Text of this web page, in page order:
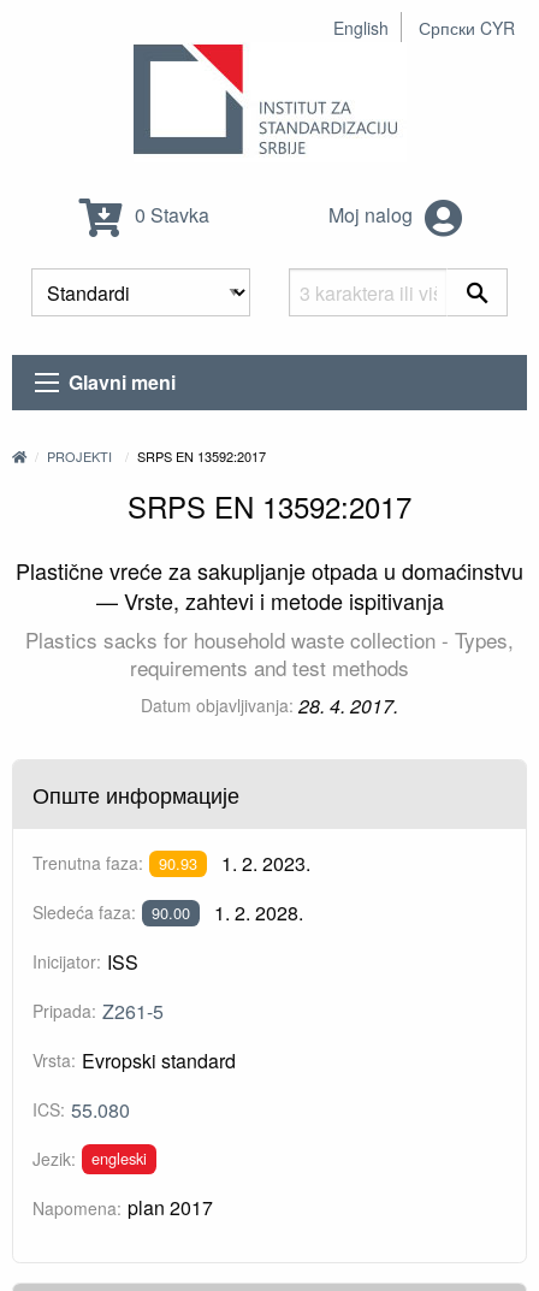
English Српски CYR
0 Stavka Moj nalog
Glavni meni
PROJEKTI SRPS EN 13592:2017
SRPS EN 13592:2017
Plastične vreće za sakupljanje otpada u domaćinstvu
— Vrste, zahtevi i metode ispitivanja
Plastics sacks for household waste collection - Types,
requirements and test methods
Datum objavljivanja: 28. 4. 2017.
Опште информације
Trenutna faza: 90.93 1. 2. 2023.
Sledeća faza: 90.00 1. 2. 2028.
Inicijator: ISS
Pripada: Z261-5
Vrsta: Evropski standard
ICS: 55.080
Jezik: engleski
Napomena: plan 2017